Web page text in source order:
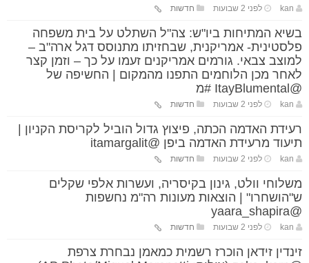
kan לפני 2 שבועות חדשות
בשיא המתיחות ביו"ש: צה"ל השתלט על בית משפחה
פלסטינית- אמריקנית, שבחזיתו מתנוסס דגל ארה"ב –
למוצב צבאי. גורמים אמריקנים זעמו על כך – וזמן קצר
לאחר מכן הלוחמים התפנו מהמקום | החשיפה של
@ItayBlumental #מ
kan לפני 2 שבועות חדשות
רעידת האדמה הכתה, פיצוץ גדול הוביל לקריסת הקניון |
תיעוד מרעידת האדמה ביפן @itamargalit
kan לפני 2 שבועות חדשות
משלוחי וולט, גינון בקיסריה, ועשרות אלפי שקלים
ש"הושחרו" | הוצאות מעונות רה"מ נחשפות
@yaara_shapira
kan לפני 2 שבועות חדשות
זינדין זידאן הוכרז רשמית כמאמן נבחרת צרפת